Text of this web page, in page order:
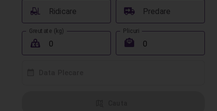
Ridicare
󰟉 Predare
󰔾
Greutate (kg)
󰖢
Plicuri
󰾱